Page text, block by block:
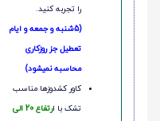
را تجربه کنید.
(5شنبه و جمعه و ایام
تعطیل جز روزکاری
محاسبه نمیشود)
کاور کشدوزها مناسب
تشک با ا
رتفاع 20 الی